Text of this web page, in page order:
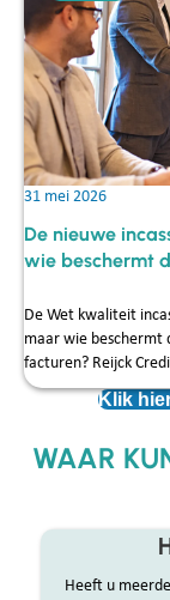
31 mei 2026
De nieuwe
wie beschermt
De Wet kwaliteit
maar wie beschermt
facturen? Reijck
Klik
WAAR
Heeft u